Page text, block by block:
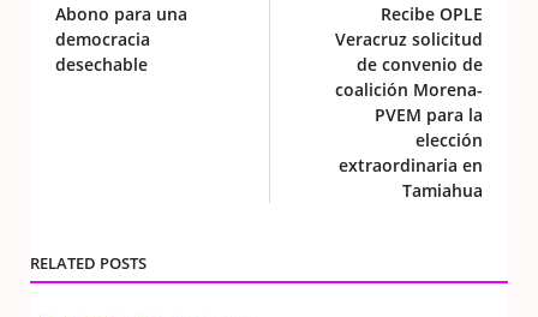
Abono para una
democracia
desechable
Recibe OPLE
Veracruz solicitud
de convenio de
coalición Morena-
PVEM para la
elección
extraordinaria en
Tamiahua
RELATED POSTS